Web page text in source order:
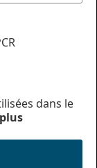
dans le